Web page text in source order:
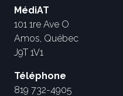
MédiAT
101 1re Ave O
Amos, Québec
J9T 1V1
Téléphone
819 732-4905